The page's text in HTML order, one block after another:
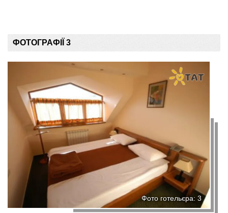
ФОТОГРАФІЇ 3
Фото готельєра: 3